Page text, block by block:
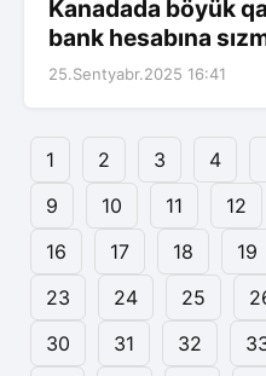
Kanadada böyük
bank hesabına
25.Sentyabr.2025 16:41
1 2 3 4
9
10 11 12
16
17 18 19
23
24 25
30
31 32